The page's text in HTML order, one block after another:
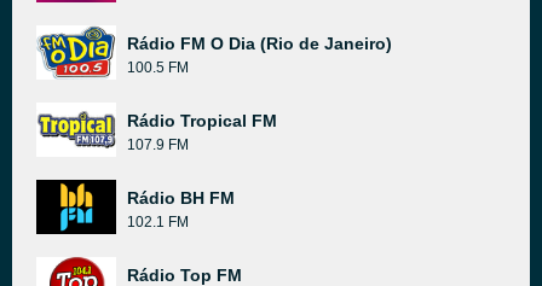
Rádio FM O Dia (Rio de Janeiro)
100.5 FM
Rádio Tropical FM
107.9 FM
Rádio BH FM
102.1 FM
Rádio Top FM